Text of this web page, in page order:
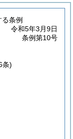
条例
令和5年3月9日
条例第10号
条)